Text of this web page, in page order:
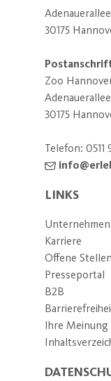
Adenauerallee
30175
Zoo
30175
Telefon: 0511
LINKS
Unternehmen
Karriere
Offene Stellen
Presseportal
B2B
Ihre Meinung